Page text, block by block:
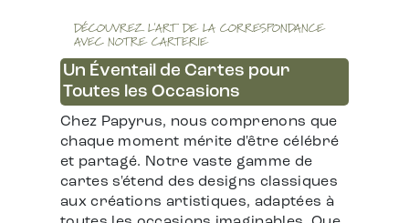
DÉCOUVREZ L'ART DE LA CORRESPONDANCE
AVEC NOTRE CARTERIE
Un Éventail de Cartes pour
Toutes les Occasions
Chez Papyrus, nous comprenons que
chaque moment mérite d'être célébré
et partagé. Notre vaste gamme de
cartes s'étend des designs classiques
aux créations artistiques, adaptées à